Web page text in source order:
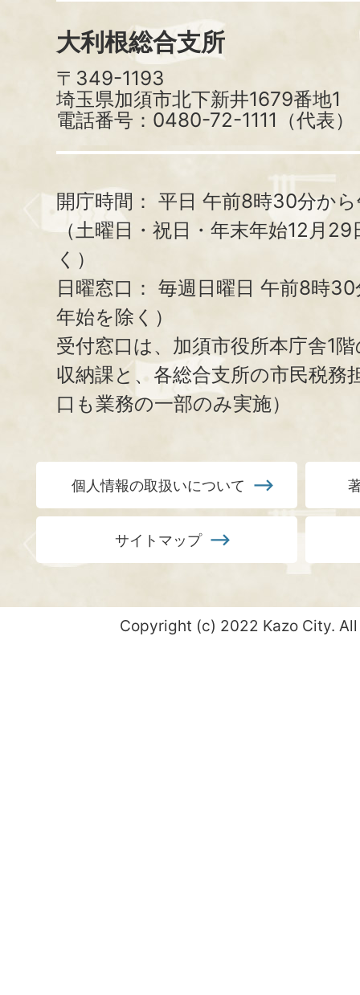
大利根総合支所
〒349-1193
埼玉県加須市北下新井1679番地1
電話番号：0480-72-1111（代表）
開庁時間： 平日 午前8時30分か
（土曜日・祝日・年末年始12月
く）
日曜窓口： 毎週日曜日 午前8時
年始を除く）
受付窓口は、加須市役所本庁舎1
収納課と、 各総合支所の市民税務
口も業務の一部のみ実施）
個人情報の取扱いについて
サイトマップ
Copyright (c) 2022 Kazo City.